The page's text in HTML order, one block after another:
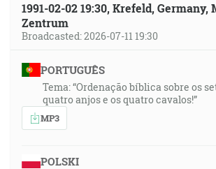
1991-02-02 19:30, Krefeld, Germany,
Zentrum
Broadcasted: 2026-07-11 19:30
PORTUGUÊS
Tema: “Ordenação bíblica sobre os
quatro anjos e os quatro cavalos!”
MP3
POLSKI